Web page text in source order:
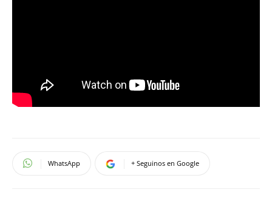
WhatsApp + Seguinos en Google